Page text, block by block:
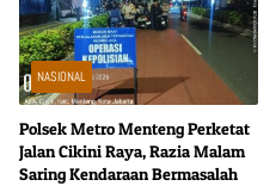
NASIONAL
Polsek Metro Menteng Perketat
Jalan Cikini Raya, Razia Malam
Saring Kendaraan Bermasalah